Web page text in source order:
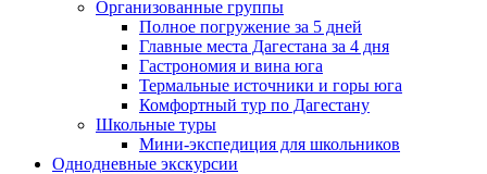
Организованные группы
Полное погружение за 5 дней
Главные места Дагестана за 4 дня
Гастрономия и вина юга
Термальные источники и горы юга
Комфортный тур по Дагестану
Школьные туры
Мини-экспедиция для школьников
Однодневные экскурсии